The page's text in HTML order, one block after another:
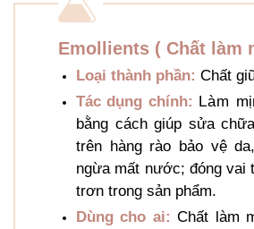
Emollients ( Chất làm
Loại thành phần: Chất
Tác dụng chính: Làm
bằng cách giúp sửa
trên hàng rào bảo vệ
ngừa mất nước; đóng vai
trơn trong sản phẩm.
Dùng cho ai:Chất làm